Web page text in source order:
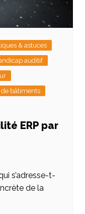
& astuces
auditif
de bâtiments
ERP par
s’adresse-t-
de la